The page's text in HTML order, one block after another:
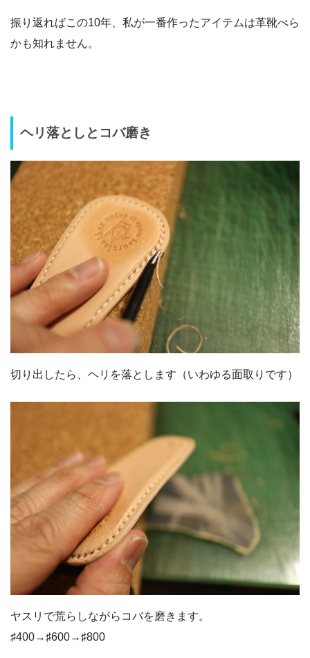
振り返ればこの10年、私が一番作ったアイテムは革靴べら
かも知れません。
ヘリ落としとコバ磨き
切り出したら、ヘリを落とします（いわゆる面取りです）
ヤスリで荒らしながらコバを磨きます。
♯400→♯600→♯800